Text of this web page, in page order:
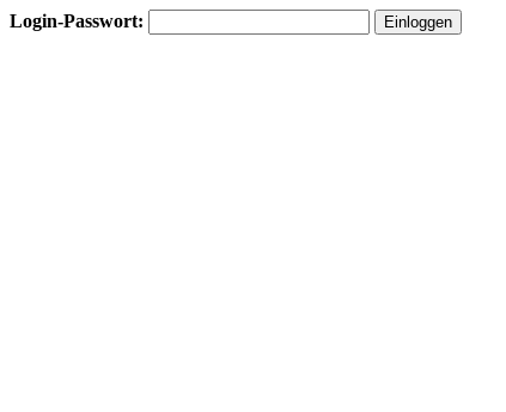
Login-Passwort: